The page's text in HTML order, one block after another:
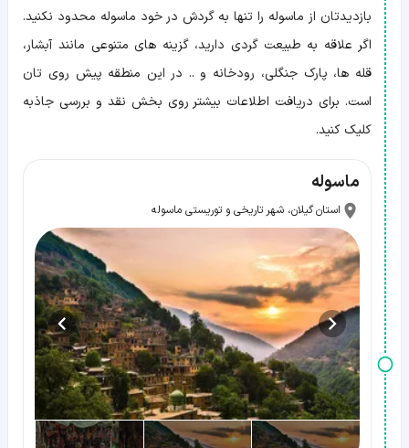
بازدیدتان از ماسوله را تنها به گردش در خود ماسوله محدود نکنید.
اگر علاقه به طبیعت گردی دارید، گزینه های متنوعی مانند آبشار،
قله ها، پارک جنگلی، رودخانه و .. در این منطقه پیش روی تان
است. برای دریافت اطلاعات بیشتر روی بخش نقد و بررسی جاذبه
کلیک کنید.
ماسوله
استان گیلان، شهر تاریخی و توریستی ماسوله